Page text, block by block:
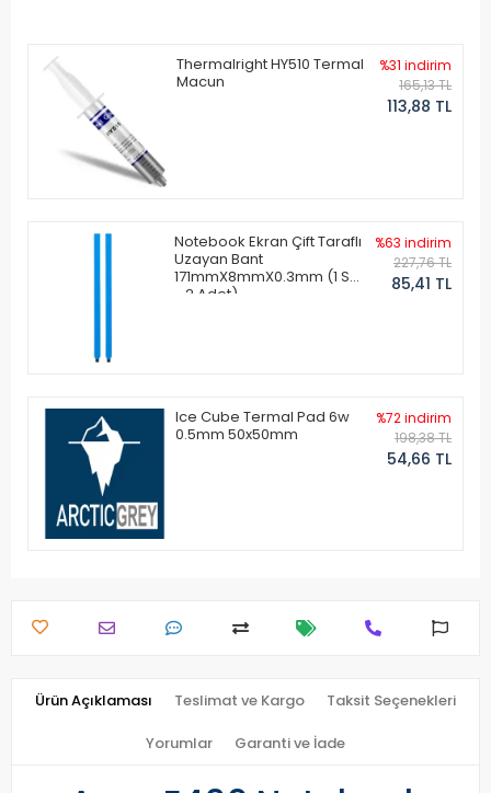
Thermalright HY510 Termal
Macun
%31 indirim
165,13 TL
113,88 TL
Notebook Ekran Çift Taraflı
Uzayan Bant
171mmX8mmX0.3mm (1 Set
- 2 Adet)
%63 indirim
227,76 TL
85,41 TL
Ice Cube Termal Pad 6w
0.5mm 50x50mm
%72 indirim
198,38 TL
54,66 TL
Ürün Açıklaması Teslimat ve Kargo Taksit Seçenekleri
Yorumlar Garanti ve İade